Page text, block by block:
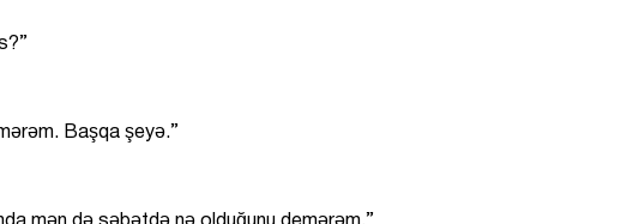
Başqa şeyə.”